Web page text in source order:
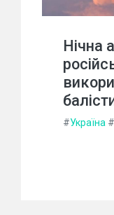
Нічна
#Україна #